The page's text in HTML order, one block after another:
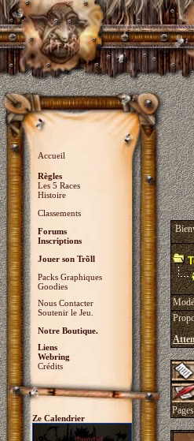
Accueil
Règles
Les 5 Races
Histoire
Classements
Forums
Inscriptions
Jouer son Trõll
Packs Graphiques
Goodies
Nous Contacter
Soutenir le Jeu.
Notre Boutique.
Liens
Webring
Crédits
Ze Calendrier